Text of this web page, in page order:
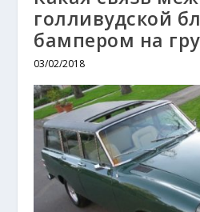
голливудской
бампером на
03/02/2018